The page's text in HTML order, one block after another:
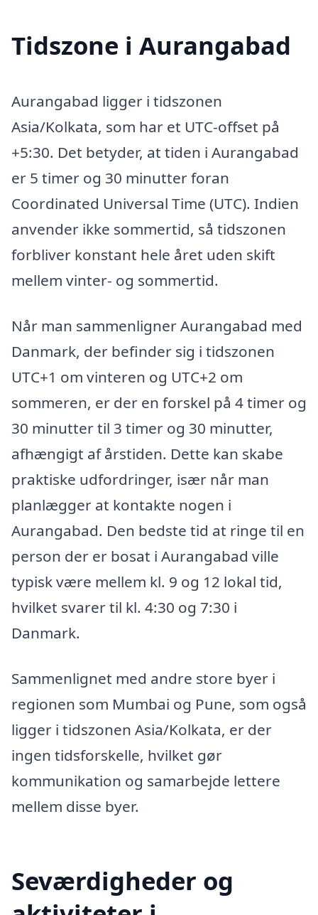
Tidszone i Aurangabad
Aurangabad ligger i tidszonen
Asia/Kolkata, som har et UTC-offset på
+5:30. Det betyder, at tiden i Aurangabad
er 5 timer og 30 minutter foran
Coordinated Universal Time (UTC). Indien
anvender ikke sommertid, så tidszonen
forbliver konstant hele året uden skift
mellem vinter- og sommertid.
Når man sammenligner Aurangabad med
Danmark, der befinder sig i tidszonen
UTC+1 om vinteren og UTC+2 om
sommeren, er der en forskel på 4 timer og
30 minutter til 3 timer og 30 minutter,
afhængigt af årstiden. Dette kan skabe
praktiske udfordringer, især når man
planlægger at kontakte nogen i
Aurangabad. Den bedste tid at ringe til en
person der er bosat i Aurangabad ville
typisk være mellem kl. 9 og 12 lokal tid,
hvilket svarer til kl. 4:30 og 7:30 i
Danmark.
Sammenlignet med andre store byer i
regionen som Mumbai og Pune, som også
ligger i tidszonen Asia/Kolkata, er der
ingen tidsforskelle, hvilket gør
kommunikation og samarbejde lettere
mellem disse byer.
Seværdigheder og